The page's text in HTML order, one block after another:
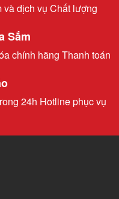
dịch vụ Chất lượng
Sắm
chính hãng Thanh toán
24h Hotline phục vụ